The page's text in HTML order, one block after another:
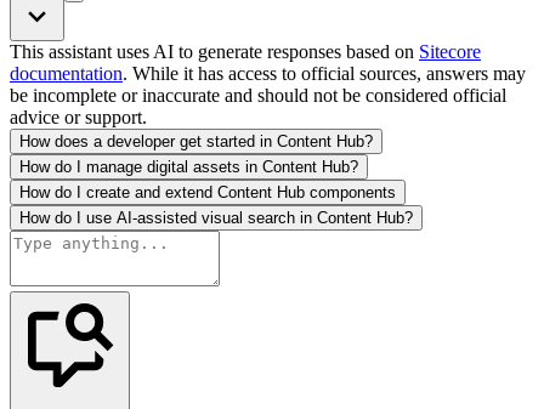
This assistant uses AI to generate responses based on Sitecore
documentation. While it has access to official sources, answers may
be incomplete or inaccurate and should not be considered official
advice or support.
How does a developer get started in Content Hub?
How do I manage digital assets in Content Hub?
How do I create and extend Content Hub components
How do I use AI-assisted visual search in Content Hub?